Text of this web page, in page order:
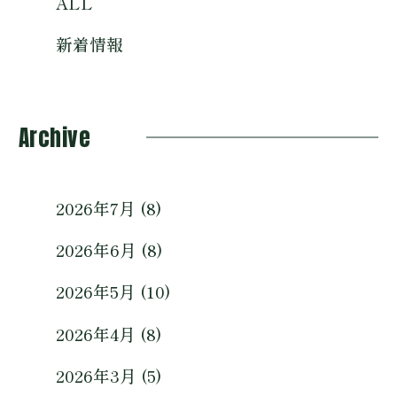
新着情報
Archive
2026年7月 (8)
2026年6月 (8)
2026年5月 (10)
2026年4月 (8)
2026年3月 (5)